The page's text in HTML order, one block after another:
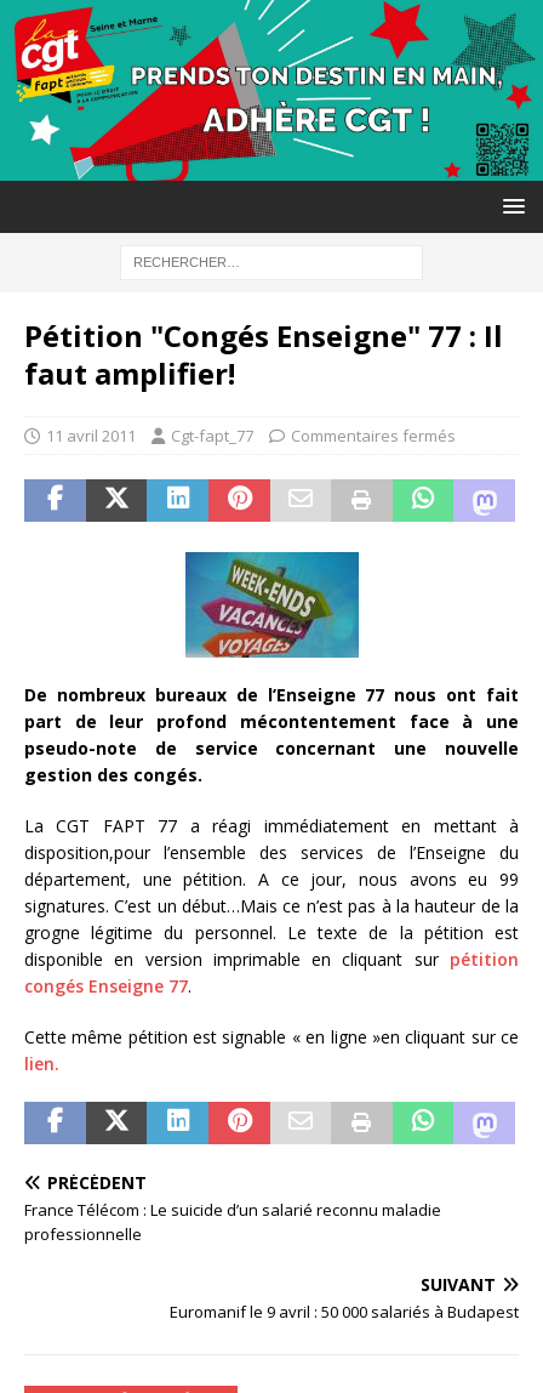
Pétition "Congés Enseigne" 77 : Il
faut amplifier!
11 avril 2011 Cgt-fapt_77 Commentaires fermés
De nombreux bureaux de l’Enseigne 77 nous ont fait
part de leur profond mécontentement face à une
pseudo-note de service concernant une nouvelle
gestion des congés.
La CGT FAPT 77 a réagi immédiatement en mettant à
disposition,pour l’ensemble des services de l’Enseigne du
département, une pétition. A ce jour, nous avons eu 99
signatures. C’est un début…Mais ce n’est pas à la hauteur de la
grogne légitime du personnel. Le texte de la pétition est
disponible en version imprimable en cliquant sur pétition
congés Enseigne 77.
Cette même pétition est signable « en ligne »en cliquant sur ce
lien.
PRÉCÉDENT
France Télécom : Le suicide d’un salarié reconnu maladie
professionnelle
SUIVANT
Euromanif le 9 avril : 50 000 salariés à Budapest